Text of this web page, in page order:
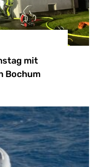
mit
Bochum